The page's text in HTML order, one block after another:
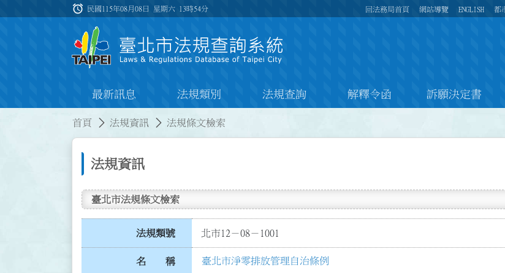
:::
alarm 民國115年08月08日 星期六 13時54分 回法務局首頁 網站導覽 ENGLISH 都
最新訊息 法規類別 法規查詢 解釋令函 訴願決定書
首頁 法規資訊 法規條文檢索
法規資訊
臺北市法規條文檢索
法規類號 北市12－08－1001
名 稱 臺北市淨零排放管理自治條例